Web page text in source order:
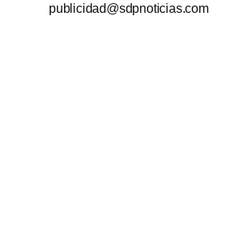
publicidad@sdpnoticias.com